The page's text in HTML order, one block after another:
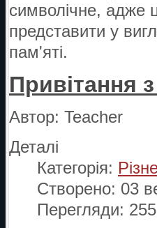
символічне, адже
представити у
пам'яті.
Привітання
Автор: Teacher
Деталі
Категорія:
Створено: 03
Перегляди: